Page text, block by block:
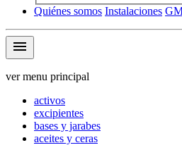
Quiénes somos Instalaciones
menu
ver menu principal
activos
excipientes
bases y jarabes
aceites y ceras